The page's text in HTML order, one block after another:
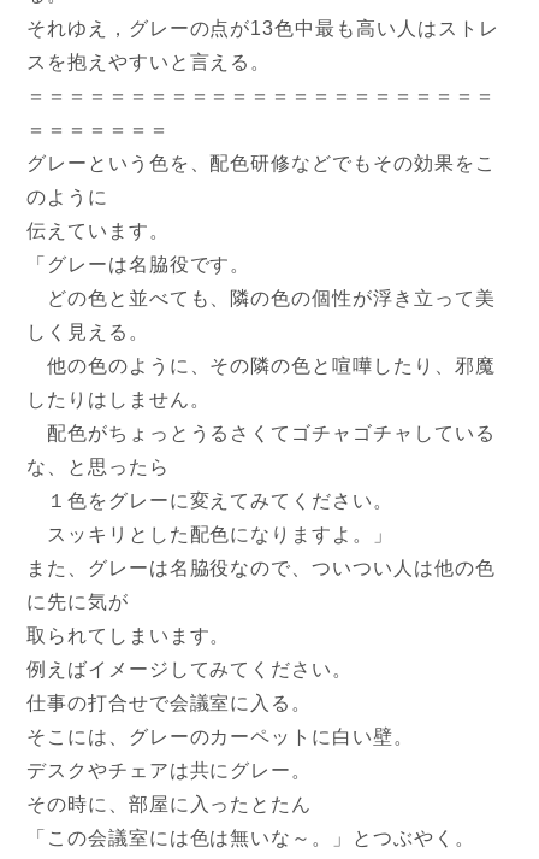
それゆえ，グレーの点が13色中最も高い人はストレ
スを抱えやすいと言える。
＝＝＝＝＝＝＝＝＝＝＝＝＝＝＝＝＝＝＝＝＝＝＝
＝＝＝＝＝＝＝
グレーという色を、配色研修などでもその効果をこ
のように
伝えています。
「グレーは名脇役です。
どの色と並べても、隣の色の個性が浮き立って美
しく見える。
他の色のように、その隣の色と喧嘩したり、邪魔
したりはしません 。
配色がちょっとうるさくてゴチャゴチャしている
な、と思ったら
１色をグレーに変えてみてください。
スッキリとした配色になりますよ。」
また、グレーは名脇役なので、ついつい人は他の色
に先に気が
取られてしまいます。
例えばイメージしてみてください。
仕事の打合せで会議室に入る。
そこには、グレーのカーペットに白い壁。
デスクやチェアは共にグレー。
その時に、部屋に入ったとたん
「この会議室には色は無いな～。」とつぶやく。